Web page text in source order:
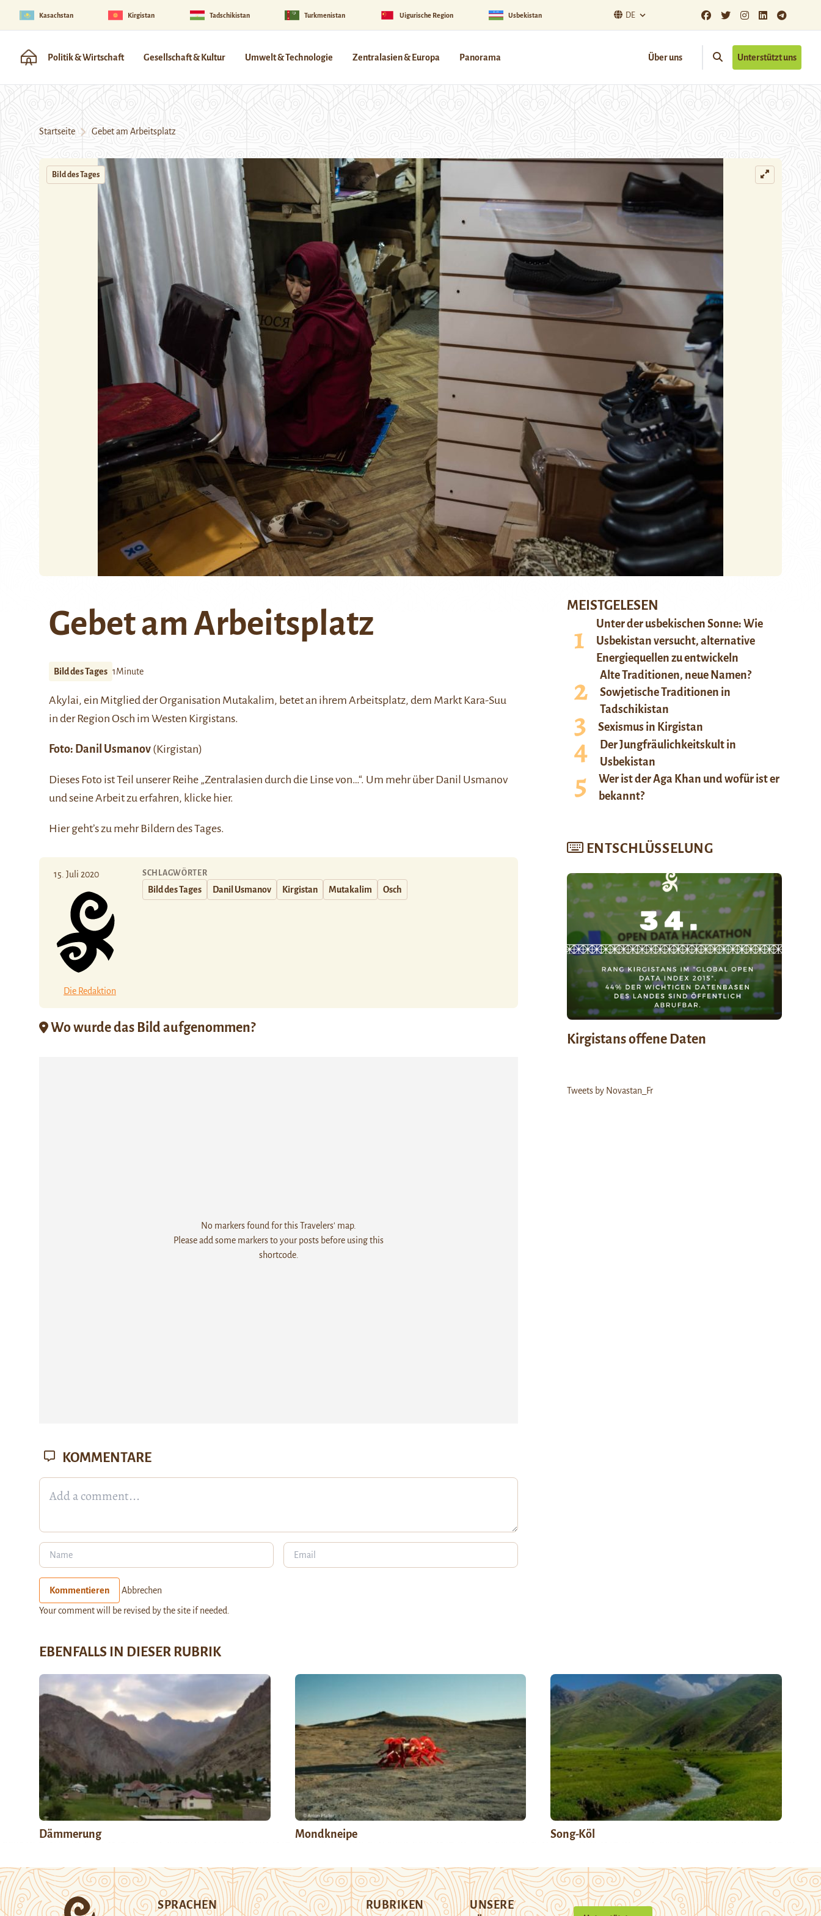
Kasachstan Kirgistan Tadschikistan Turkmenistan Uigurische Region Usbekistan DE
Politik & Wirtschaft Gesellschaft & Kultur Umwelt & Technologie Zentralasien & Europa Panorama Über uns Unterstützt uns
Startseite Gebet am Arbeitsplatz
Bild des Tages
Gebet am Arbeitsplatz
Bild des Tages 1Minute
Akylai, ein Mitglied der Organisation Mutakalim, betet an ihrem Arbeitsplatz, dem Markt Kara-Suu
in der Region Osch im Westen Kirgistans.
Foto: Danil Usmanov (Kirgistan)
Dieses Foto ist Teil unserer Reihe „Zentralasien durch die Linse von…“. Um mehr über Danil Usmanov
und seine Arbeit zu erfahren, klicke hier.
Hiergeht’s zu mehr Bildern des Tages.
15. Juli 2020
Die Redaktion
SCHLAGWÖRTER
Bild des Tages Danil Usmanov Kirgistan Mutakalim Osch
Wo wurde das Bild aufgenommen?
No markers found for this Travelers' map.
Please add some markers to your posts before using this
shortcode.
MEISTGELESEN
Unter der usbekischen Sonne: Wie
Usbekistan versucht, alternative
Energiequellen zu entwickeln
Alte Traditionen, neue Namen?
Sowjetische Traditionen in
Tadschikistan
Sexismus in Kirgistan
Der Jungfräulichkeitskult in
Usbekistan
Wer ist der Aga Khan und wofür ist er
bekannt?
ENTSCHLÜSSELUNG
Kirgistans offene Daten
Tweets by Novastan_Fr
KOMMENTARE
Kommentieren Abbrechen
Your comment will be revised by the site if needed.
EBENFALLS IN DIESER RUBRIK
Dämmerung Mondkneipe Song-Köl
SPRACHEN RUBRIKEN
UNSERE